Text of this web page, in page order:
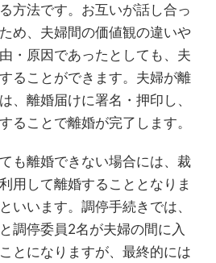
方法です。お互いが話し合っ
め、夫婦間の価値観の違いや
・原因であったとしても、夫
ることができます。夫婦が離
、離婚届けに署名・押印し、
ることで離婚が完了します。
も離婚できない場合には、裁
用して離婚することとなりま
いいます。調停手続きでは、
調停委員2名が夫婦の間に入
とになりますが、最終的には